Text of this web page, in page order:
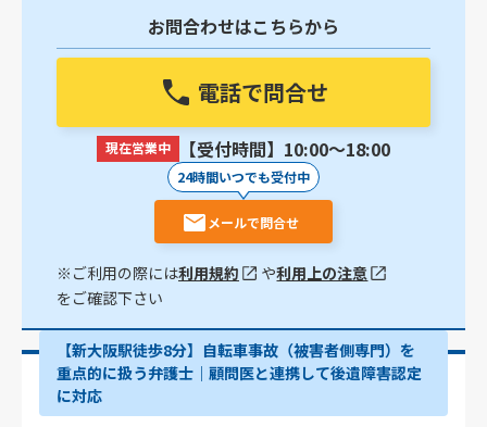
お問合わせはこちらから
電話で問合せ
現在営業中 【受付時間】10:00〜18:00
24時間いつでも受付中
メールで問合せ
※ご利用の際には利用規約 や利用上の注意
をご確認下さい
【新大阪駅徒歩8分】自転車事故（被害者側専門）を
重点的に扱う弁護士｜顧問医と連携して後遺障害認定
に対応